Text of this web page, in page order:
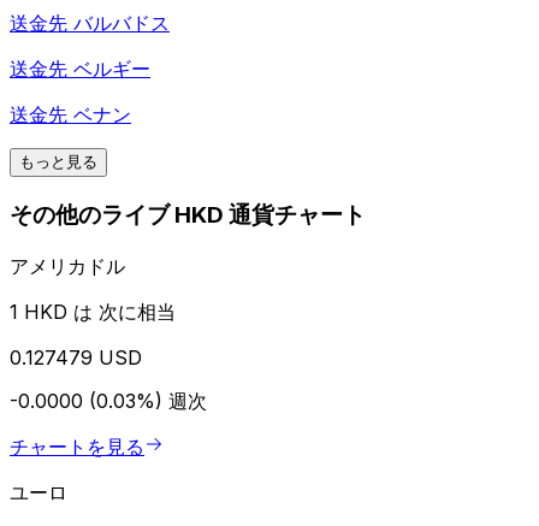
送金先 バルバドス
送金先 ベルギー
送金先 ベナン
もっと見る
その他のライブ HKD 通貨チャート
アメリカドル
1 HKD は 次に相当
0.127479 USD
-0.0000 (0.03%) 週次
チャートを見る
ユーロ